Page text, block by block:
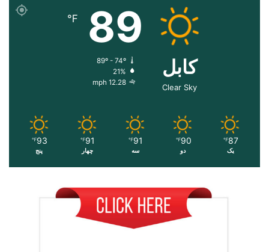
کابل
Clear Sky
89
℉
89º - 74º
21%
12.28 mph
87
℉
یک
90
℉
دو
91
℉
سه
91
℉
چهار
93
℉
پنج